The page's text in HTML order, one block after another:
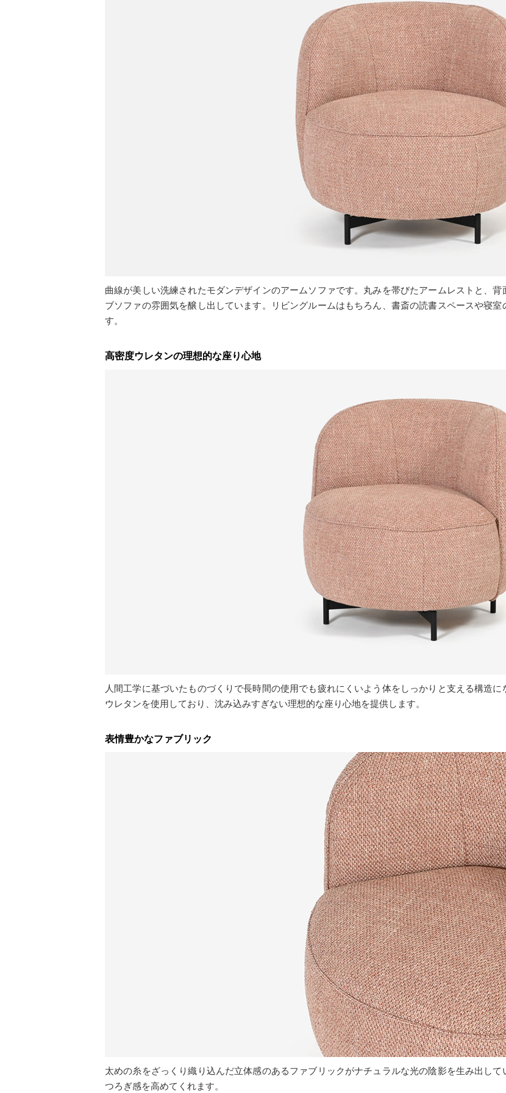
曲線が美しい洗練されたモダンデザインのアームソファです。丸みを帯びたアームレストと、
ブソファの雰囲気を醸し出しています。リビングルームはもちろん、書斎の読書スペースや寝
す。
高密度ウレタンの理想的な座り心地
人間工学に基づいたものづくりで長時間の使用でも疲れにくいよう体をしっかりと支える構造
ウレタンを使用しており、沈み込みすぎない理想的な座り心地を提供します。
表情豊かなファブリック
太めの糸をざっくり織り込んだ立体感のあるファブリックがナチュラルな光の陰影を生み出し
つろぎ感を高めてくれます。